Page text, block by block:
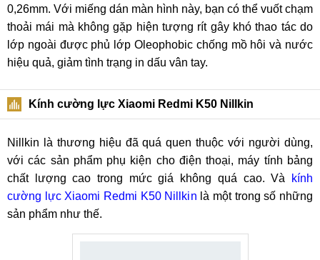
0,26mm. Với miếng dán màn hình này, bạn có thể vuốt chạm
thoải mái mà không gặp hiện tượng rít gây khó thao tác do
lớp ngoài được phủ lớp Oleophobic chống mồ hôi và nước
hiệu quả, giảm tình trạng in dấu vân tay.
Kính cường lực Xiaomi Redmi K50 Nillkin
Nillkin là thương hiệu đã quá quen thuộc với người dùng,
với các sản phẩm phụ kiện cho điện thoại, máy tính bảng
chất lượng cao trong mức giá không quá cao. Và
kính
cường lực Xiaomi Redmi K50 Nillkin là một trong số những
sản phẩm như thế.